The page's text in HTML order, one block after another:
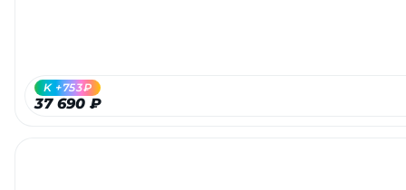
37 690 ₽
K +753₽